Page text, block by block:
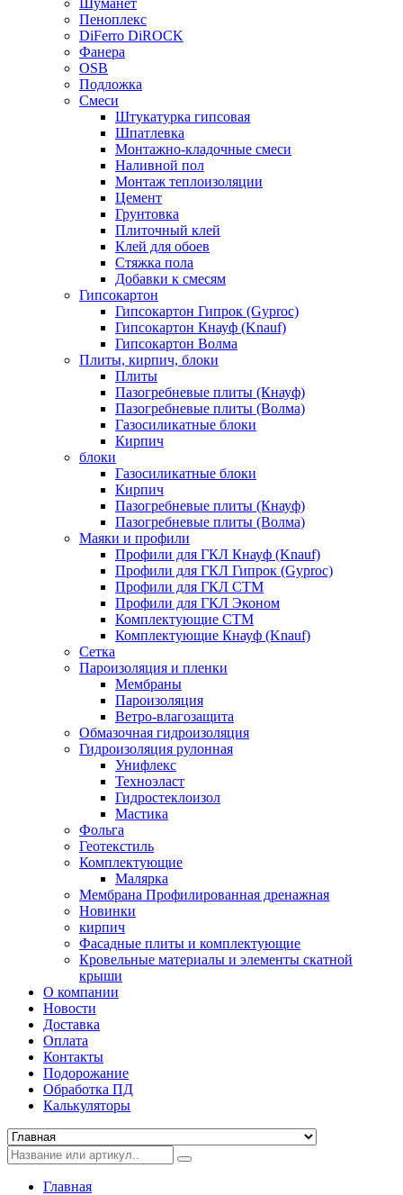
Шуманет
Пеноплекс
DiFerro DiROCK
Фанера
OSB
Подложка
Смеси
Штукатурка гипсовая
Шпатлевка
Монтажно-кладочные смеси
Наливной пол
Монтаж теплоизоляции
Цемент
Грунтовка
Плиточный клей
Клей для обоев
Стяжка пола
Добавки к смесям
Гипсокартон
Гипсокартон Гипрок (Gyproc)
Гипсокартон Кнауф (Knauf)
Гипсокартон Волма
Плиты, кирпич, блоки
Плиты
Пазогребневые плиты (Кнауф)
Пазогребневые плиты (Волма)
Газосиликатные блоки
Кирпич
блоки
Газосиликатные блоки
Кирпич
Пазогребневые плиты (Кнауф)
Пазогребневые плиты (Волма)
Маяки и профили
Профили для ГКЛ Кнауф (Knauf)
Профили для ГКЛ Гипрок (Gyproc)
Профили для ГКЛ СТМ
Профили для ГКЛ Эконом
Комплектующие СТМ
Комплектующие Кнауф (Knauf)
Сетка
Пароизоляция и пленки
Мембраны
Пароизоляция
Ветро-влагозащита
Обмазочная гидроизоляция
Гидроизоляция рулонная
Унифлекс
Техноэласт
Гидростеклоизол
Мастика
Фольга
Геотекстиль
Комплектующие
Малярка
Мембрана Профилированная дренажная
Новинки
кирпич
Фасадные плиты и комплектующие
Кровельные материалы и элементы скатной
крыши
О компании
Новости
Доставка
Оплата
Контакты
Подорожание
Обработка ПД
Калькуляторы
Главная